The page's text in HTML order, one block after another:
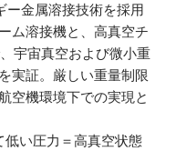
ー金属溶接技術を採用
ム溶接機と、高真空チ
宇宙真空および微小重
実証。厳しい重量制限
空機環境下での実現と
い圧力＝高真空状態